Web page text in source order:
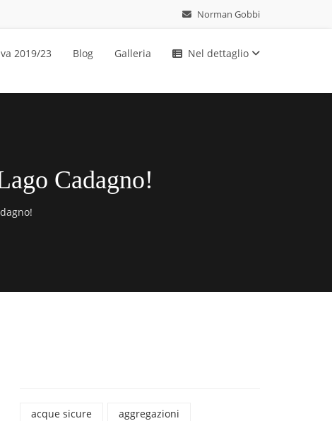
Norman Gobbi
2019/23 Blog Galleria Nel dettaglio
Cadagno!
acque sicure
aggregazioni